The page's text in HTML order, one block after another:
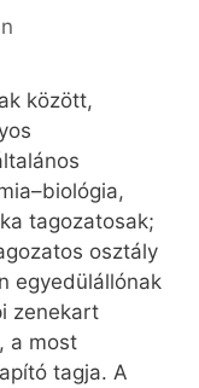
között,
tagozatosak;
osztály
egyedülállónak
zenekart
a most
tagja. A